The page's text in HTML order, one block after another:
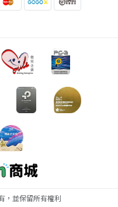
，並保留所有權利